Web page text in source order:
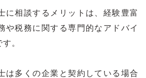
に相談するメリットは、経験豊富
や税務に関する専門的なアドバイ
。
は多くの企業と契約している場合